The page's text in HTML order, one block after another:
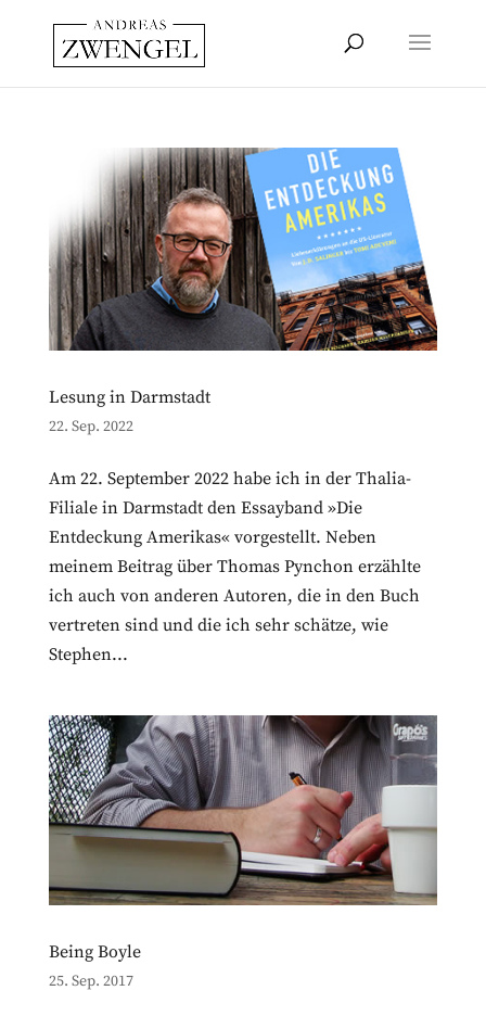
Lesung in Darmstadt
22. Sep. 2022
Am 22. September 2022 habe ich in der Thalia-
Filiale in Darmstadt den Essayband »Die
Entdeckung Amerikas« vorgestellt. Neben
meinem Beitrag über Thomas Pynchon erzählte
ich auch von anderen Autoren, die in den Buch
vertreten sind und die ich sehr schätze, wie
Stephen...
Being Boyle
25. Sep. 2017